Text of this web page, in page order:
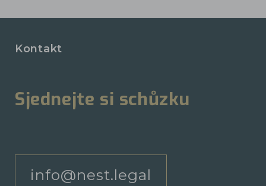
Kontakt
Sjednejte si schůzku
info@nest.legal